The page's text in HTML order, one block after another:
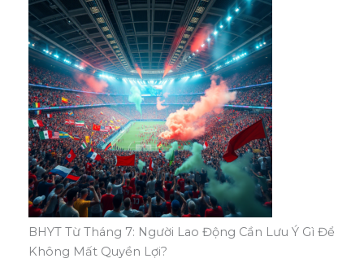
BHYT Từ Tháng 7: Người Lao Động Cần Lưu Ý Gì Để
Không Mất Quyền Lợi?